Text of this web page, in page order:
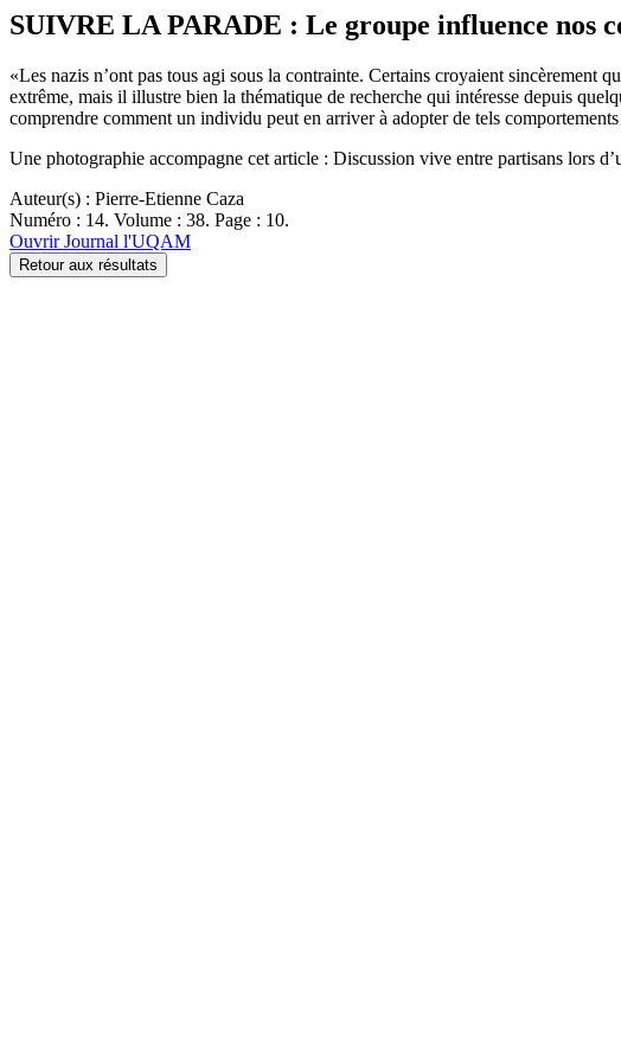
SUIVRE LA PARADE : Le groupe influence nos
«Les nazis n’ont pas tous agi sous la contrainte. Certains croyaient sincèrement
extrême, mais il illustre bien la thématique de recherche qui intéresse depuis
comprendre comment un individu peut en arriver à adopter de tels
Une photographie accompagne cet article : Discussion vive entre partisans lors
Auteur(s) : Pierre-Etienne Caza
Numéro : 14. Volume : 38. Page : 10.
Ouvrir Journal l'UQAM
Retour aux résultats